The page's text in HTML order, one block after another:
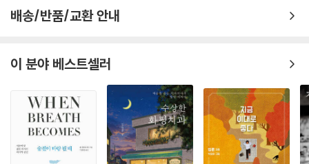
아는 사람 하나 없고 영어도 잘 못하고 돈도 별로 없는데, 무엇보다도 미국
아니었다. 여러모로 현실적인 걱정과 걸림돌도 많았던 게 사실이었다. 그
래도 아무도 나를 말리지 못했다. ‘그래, 하고 싶은데 그냥 한번 뛰어들어
보자. 죽기야 하겠나!’
당시 그렇게 무모하게만 보였던 나의 결정이 내 삶의 방향을 얼마나 크게
변화시켰는지 되돌아보면 소름이 끼칠 만큼 놀랍다. 전혀 예상하지 못했던
기회들과 어려움이 나를 기다리고 있었지만 나는 다시 인생을 산다고 해도
계속 진행되고 있는 현실이라는 사실이 여전히 믿기 어려웠다. 한없이 참
담하고 억울했다. 늘 힘들어도 포기하지 않고 삶을 극복해온 나로서는 패
이 아니었다. 내 병이, 아니 내 삶이 나에게 던져준 과제이자 결정이었고 나
는 그것에 오롯이 답할 수밖에 없었다.” (본문 중에서)
수많은 인생의 기로 앞에서
고민하는 이들을 위한 뜨거운 응원과 위로
《Follow your heart》
배송/반품/교환 안내
이 분야 베스트셀러